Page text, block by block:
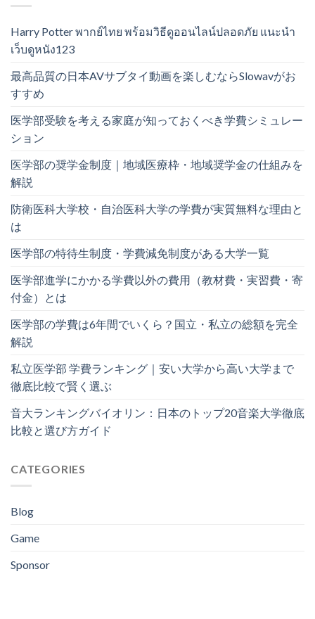
Harry Potter พากย์ไทย พร้อมวิธีดูออนไลน์ปลอดภัย แนะนำ
เว็บดูหนัง123
最高品質の日本AVサブタイ動画を楽しむならSlowavがお
すすめ
医学部受験を考える家庭が知っておくべき学費シミュレー
ション
医学部の奨学金制度｜地域医療枠・地域奨学金の仕組みを
解説
防衛医科大学校・自治医科大学の学費が実質無料な理由と
は
医学部の特待生制度・学費減免制度がある大学一覧
医学部進学にかかる学費以外の費用（教材費・実習費・寄
付金）とは
医学部の学費は6年間でいくら？国立・私立の総額を完全
解説
私立医学部 学費ランキング｜安い大学から高い大学まで
徹底比較で賢く選ぶ
音大ランキングバイオリン：日本のトップ20音楽大学徹底
比較と選び方ガイド
CATEGORIES
Blog
Game
Sponsor